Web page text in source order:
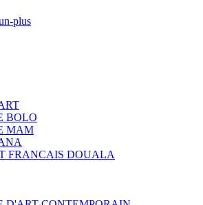
plus
BOLO
MAM
FRANCAIS DOUALA